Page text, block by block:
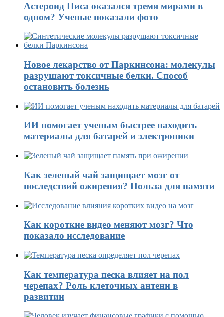
Астероид Ниса оказался тремя мирами в
одном? Ученые показали фото
Новое лекарство от Паркинсона: молекулы
разрушают токсичные белки. Способ
остановить болезнь
ИИ помогает ученым быстрее находить
материалы для батарей и электроники
Как зеленый чай защищает мозг от
последствий ожирения? Польза для памяти
Как короткие видео меняют мозг? Что
показало исследование
Как температура песка влияет на пол
черепах? Роль клеточных антенн в
развитии